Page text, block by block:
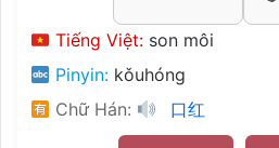
Tiếng Việt: son môi
Pinyin: kǒuhóng
Chữ Hán:
口红